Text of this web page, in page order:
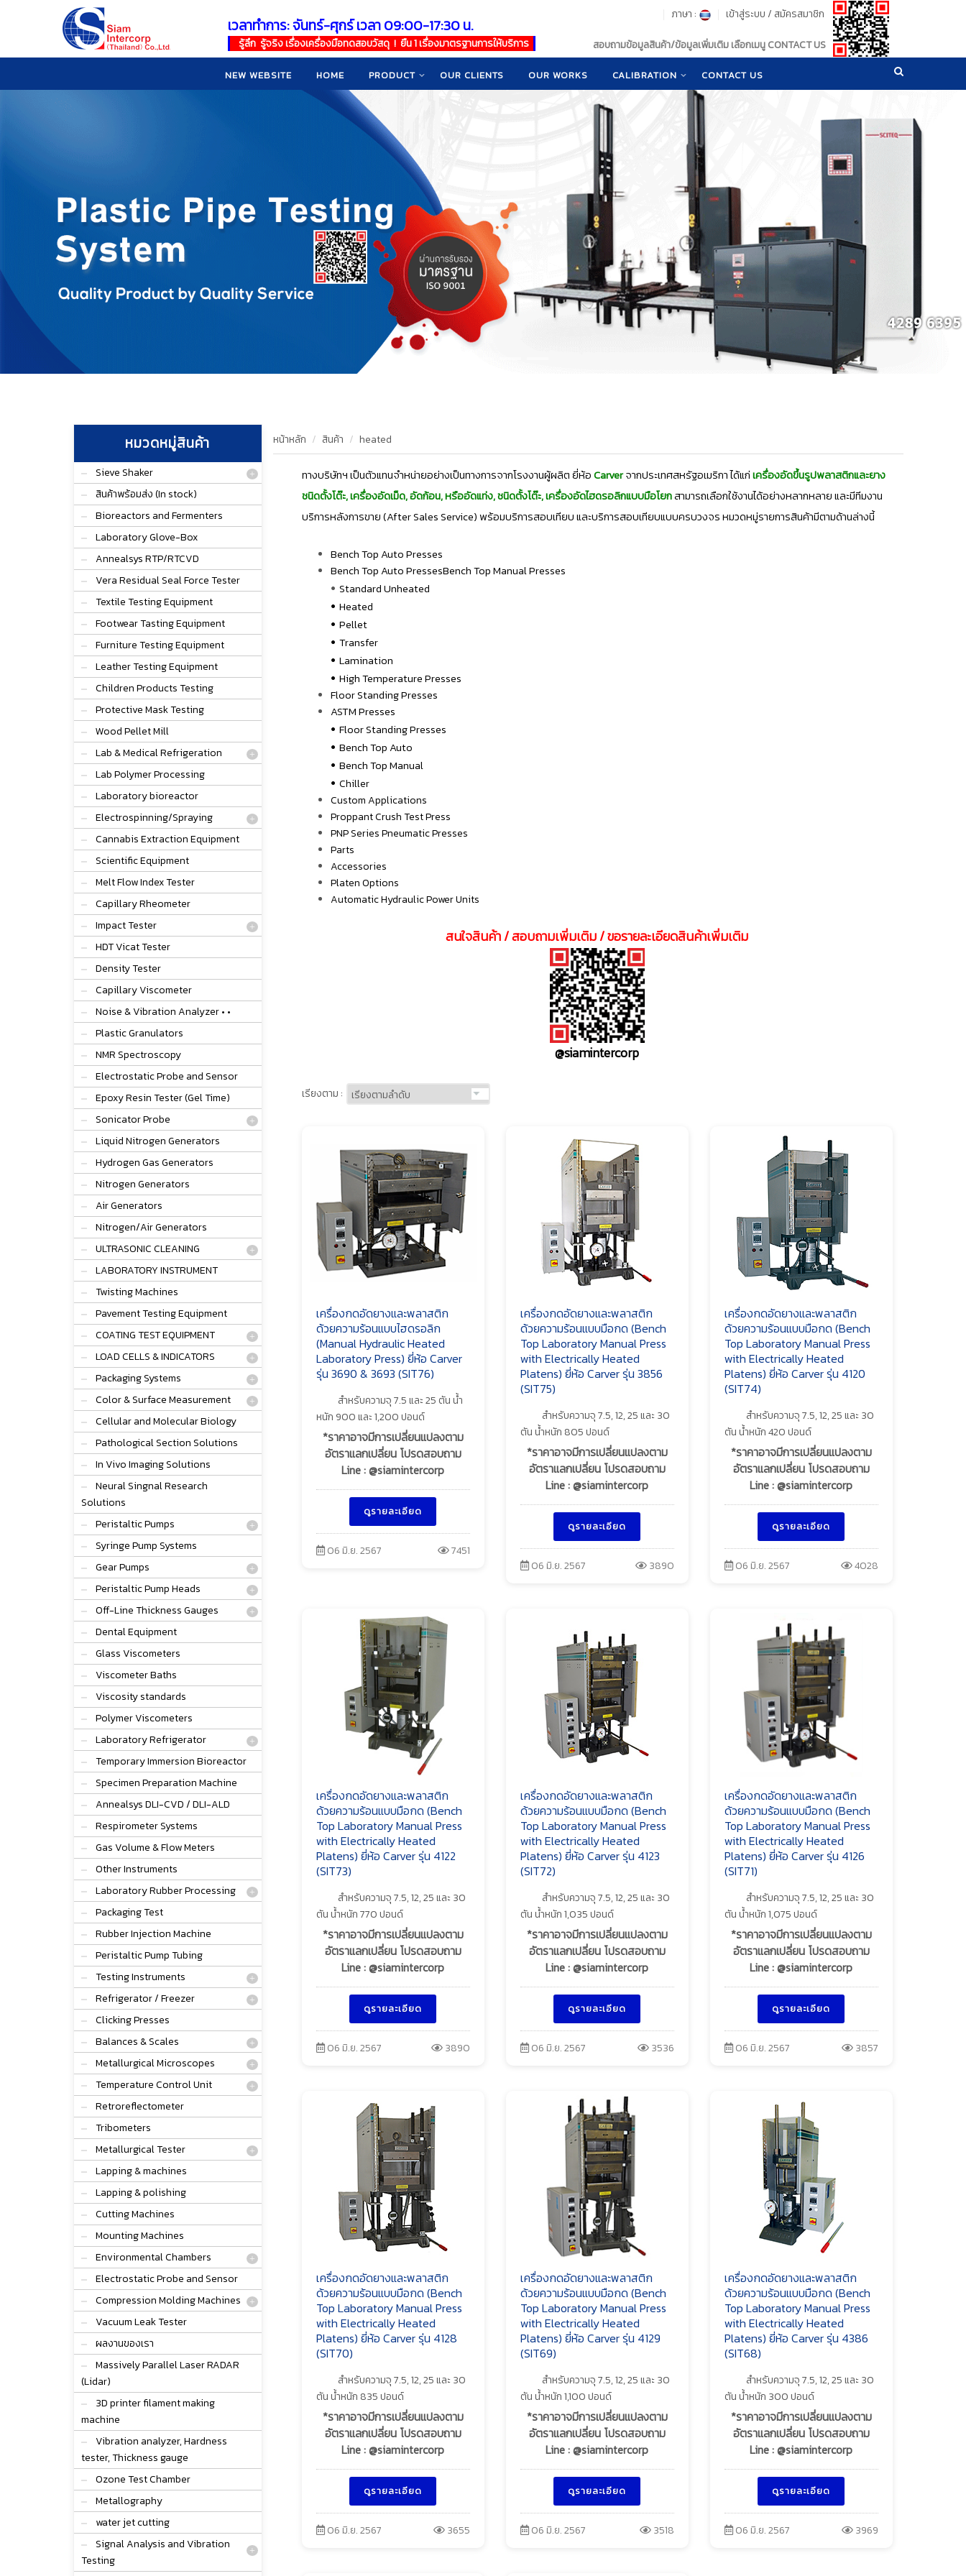
เวลาทำการ: จันทร์-ศุกร์ เวลา 09:00-17:30 น.
รู้ลึก รู้จริง เรื่องเครื่องมือทดสอบวัสดุ ! ยืน 1 เรื่องมาตรฐานการให้บริการ
เข้าสู่ระบบ / สมัครสมาชิก
ภาษา :
สอบถามข้อมูลสินค้า/ข้อมูลเพิ่มเติม เลือกเมนู CONTACT US
NEW WEBSITE HOME PRODUCT OUR CLIENTS OUR WORKS CALIBRATION CONTACT US
หมวดหมู่สินค้า
Sieve Shaker
สินค้าพร้อมส่ง (In stock)
Bioreactors and Fermenters
Laboratory Glove-Box
Annealsys RTP/RTCVD
Vera Residual Seal Force Tester
Textile Testing Equipment
Footwear Tasting Equipment
Furniture Testing Equipment
Leather Testing Equipment
Children Products Testing
Protective Mask Testing
Wood Pellet Mill
Lab & Medical Refrigeration
Lab Polymer Processing
Laboratory bioreactor
Electrospinning/Spraying
Cannabis Extraction Equipment
Scientific Equipment
Melt Flow Index Tester
Capillary Rheometer
Impact Tester
HDT Vicat Tester
Density Tester
Capillary Viscometer
Noise & Vibration Analyzer • •
Plastic Granulators
NMR Spectroscopy
Electrostatic Probe and Sensor
Epoxy Resin Tester (Gel Time)
Sonicator Probe
Liquid Nitrogen Generators
Hydrogen Gas Generators
Nitrogen Generators
Air Generators
Nitrogen/Air Generators
ULTRASONIC CLEANING
LABORATORY INSTRUMENT
Twisting Machines
Pavement Testing Equipment
COATING TEST EQUIPMENT
LOAD CELLS & INDICATORS
Packaging Systems
Color & Surface Measurement
Cellular and Molecular Biology
Pathological Section Solutions
In Vivo Imaging Solutions
Neural Singnal Research
Solutions
Peristaltic Pumps
Syringe Pump Systems
Gear Pumps
Peristaltic Pump Heads
Off-Line Thickness Gauges
Dental Equipment
Glass Viscometers
Viscometer Baths
Viscosity standards
Polymer Viscometers
Laboratory Refrigerator
Temporary Immersion Bioreactor
Specimen Preparation Machine
Annealsys DLI-CVD / DLI-ALD
Respirometer Systems
Gas Volume & Flow Meters
Other Instruments
Laboratory Rubber Processing
Packaging Test
Rubber Injection Machine
Peristaltic Pump Tubing
Testing Instruments
Refrigerator / Freezer
Clicking Presses
Balances & Scales
Metallurgical Microscopes
Temperature Control Unit
Retroreflectometer
Tribometers
Metallurgical Tester
Lapping & machines
Lapping & polishing
Cutting Machines
Mounting Machines
Environmental Chambers
Electrostatic Probe and Sensor
Compression Molding Machines
Vacuum Leak Tester
ผลงานของเรา
Massively Parallel Laser RADAR
(Lidar)
3D printer filament making
machine
Vibration analyzer, Hardness
tester, Thickness gauge
Ozone Test Chamber
Metallography
water jet cutting
Signal Analysis and Vibration
Testing
หน้าหลัก สินค้า heated
ทางบริษัทฯ เป็นตัวแทนจำหน่ายอย่างเป็นทางการจากโรงงานผู้ผลิต ยี่ห้อCarver จากประเทศสหรัฐอเมริกา ได้แก่เครื่องอัดขึ้นรูปพลาสติกและยาง
ชนิดตั้งโต๊ะ, เครื่องอัดเม็ด, อัดก้อน, หรืออัดแท่ง, ชนิดตั้งโต๊ะ, เครื่องอัดไฮดรอลิกแบบมือโยกสามารถเลือกใช้งานได้อย่างหลากหลาย และมีทีมงาน
บริการหลังการขาย (After Sales Service) พร้อมบริการสอบเทียบ และบริการสอบเทียบแบบครบวงจร หมวดหมู่รายการสินค้ามีตามด้านล่างนี้
Bench Top Auto Presses
Bench Top Auto PressesBench Top Manual Presses
• Standard Unheated
• Heated
• Pellet
• Transfer
• Lamination
• High Temperature Presses
Floor Standing Presses
ASTM Presses
• Floor Standing Presses
• Bench Top Auto
• Bench Top Manual
• Chiller
Custom Applications
Proppant Crush Test Press
PNP Series Pneumatic Presses
Parts
Accessories
Platen Options
Automatic Hydraulic Power Units
สนใจสินค้า / สอบถามเพิ่มเติม / ขอรายละเอียดสินค้าเพิ่มเติม
@siamintercorp
เรียงตาม :
เครื่องกดอัดยางและพลาสติก
ด้วยความร้อนแบบไฮดรอลิก
(Manual Hydraulic Heated
Laboratory Press) ยี่ห้อ Carver
รุ่น 3690 & 3693 (SIT76)
สำหรับความจุ 7.5 และ 25 ตัน น้ำ
หนัก 900 และ 1,200 ปอนด์
*ราคาอาจมีการเปลี่ยนแปลงตาม
อัตราแลกเปลี่ยน โปรดสอบถาม
Line : @siamintercorp
ดูรายละเอียด
06 มิ.ย. 2567 7451
เครื่องกดอัดยางและพลาสติก
ด้วยความร้อนแบบมือกด (Bench
Top Laboratory Manual Press
with Electrically Heated
Platens) ยี่ห้อ Carver รุ่น 3856
(SIT75)
สำหรับความจุ 7.5, 12, 25 และ 30
ตัน น้ำหนัก 805 ปอนด์
*ราคาอาจมีการเปลี่ยนแปลงตาม
อัตราแลกเปลี่ยน โปรดสอบถาม
Line : @siamintercorp
ดูรายละเอียด
06 มิ.ย. 2567 3890
เครื่องกดอัดยางและพลาสติก
ด้วยความร้อนแบบมือกด (Bench
Top Laboratory Manual Press
with Electrically Heated
Platens) ยี่ห้อ Carver รุ่น 4120
(SIT74)
สำหรับความจุ 7.5, 12, 25 และ 30
ตัน น้ำหนัก 420 ปอนด์
*ราคาอาจมีการเปลี่ยนแปลงตาม
อัตราแลกเปลี่ยน โปรดสอบถาม
Line : @siamintercorp
ดูรายละเอียด
06 มิ.ย. 2567 4028
เครื่องกดอัดยางและพลาสติก
ด้วยความร้อนแบบมือกด (Bench
Top Laboratory Manual Press
with Electrically Heated
Platens) ยี่ห้อ Carver รุ่น 4122
(SIT73)
สำหรับความจุ 7.5, 12, 25 และ 30
ตัน น้ำหนัก 770 ปอนด์
*ราคาอาจมีการเปลี่ยนแปลงตาม
อัตราแลกเปลี่ยน โปรดสอบถาม
Line : @siamintercorp
ดูรายละเอียด
06 มิ.ย. 2567 3890
เครื่องกดอัดยางและพลาสติก
ด้วยความร้อนแบบมือกด (Bench
Top Laboratory Manual Press
with Electrically Heated
Platens) ยี่ห้อ Carver รุ่น 4123
(SIT72)
สำหรับความจุ 7.5, 12, 25 และ 30
ตัน น้ำหนัก 1,035 ปอนด์
*ราคาอาจมีการเปลี่ยนแปลงตาม
อัตราแลกเปลี่ยน โปรดสอบถาม
Line : @siamintercorp
ดูรายละเอียด
06 มิ.ย. 2567 3536
เครื่องกดอัดยางและพลาสติก
ด้วยความร้อนแบบมือกด (Bench
Top Laboratory Manual Press
with Electrically Heated
Platens) ยี่ห้อ Carver รุ่น 4126
(SIT71)
สำหรับความจุ 7.5, 12, 25 และ 30
ตัน น้ำหนัก 1,075 ปอนด์
*ราคาอาจมีการเปลี่ยนแปลงตาม
อัตราแลกเปลี่ยน โปรดสอบถาม
Line : @siamintercorp
ดูรายละเอียด
06 มิ.ย. 2567 3857
เครื่องกดอัดยางและพลาสติก
ด้วยความร้อนแบบมือกด (Bench
Top Laboratory Manual Press
with Electrically Heated
Platens) ยี่ห้อ Carver รุ่น 4128
(SIT70)
สำหรับความจุ 7.5, 12, 25 และ 30
ตัน น้ำหนัก 835 ปอนด์
*ราคาอาจมีการเปลี่ยนแปลงตาม
อัตราแลกเปลี่ยน โปรดสอบถาม
Line : @siamintercorp
ดูรายละเอียด
06 มิ.ย. 2567 3655
เครื่องกดอัดยางและพลาสติก
ด้วยความร้อนแบบมือกด (Bench
Top Laboratory Manual Press
with Electrically Heated
Platens) ยี่ห้อ Carver รุ่น 4129
(SIT69)
สำหรับความจุ 7.5, 12, 25 และ 30
ตัน น้ำหนัก 1,100 ปอนด์
*ราคาอาจมีการเปลี่ยนแปลงตาม
อัตราแลกเปลี่ยน โปรดสอบถาม
Line : @siamintercorp
ดูรายละเอียด
06 มิ.ย. 2567 3518
เครื่องกดอัดยางและพลาสติก
ด้วยความร้อนแบบมือกด (Bench
Top Laboratory Manual Press
with Electrically Heated
Platens) ยี่ห้อ Carver รุ่น 4386
(SIT68)
สำหรับความจุ 7.5, 12, 25 และ 30
ตัน น้ำหนัก 300 ปอนด์
*ราคาอาจมีการเปลี่ยนแปลงตาม
อัตราแลกเปลี่ยน โปรดสอบถาม
Line : @siamintercorp
ดูรายละเอียด
06 มิ.ย. 2567 3969